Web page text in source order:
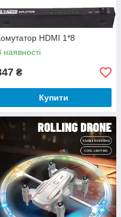
HDMI 1*8
наявності
₴
Купити